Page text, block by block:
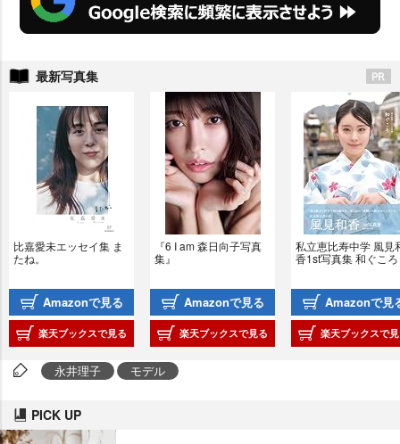
最新写真集
比嘉愛未エッセイ集 ま
たね。
Amazonで見る
楽天ブックスで見る
『6 I am 森日向子写真
集』
Amazonで見る
楽天ブックスで見る
私立恵比寿中学 風見
香1st写真集 和ぐころ
Amazonで見
楽天ブックスで
永井理子 モデル
PICK UP